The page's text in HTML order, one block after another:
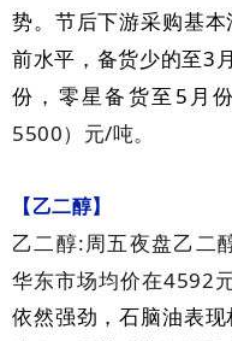
势。节后下游采购基
前水平，备货少的至3
份，零星备货至 5 月
5500）元/吨。
【乙二醇】
乙二醇: 周五夜盘乙二
华东市场均价在4592
依然强劲，石脑油表